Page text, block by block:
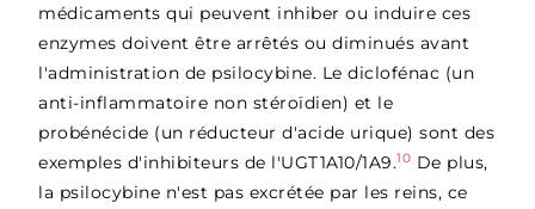
médicaments qui peuvent inhiber ou induire ces
enzymes doivent être arrêtés ou diminués avant
l'administration de psilocybine. Le diclofénac (un
anti-inflammatoire non stéroïdien) et le
probénécide (un réducteur d'acide urique) sont des
exemples d'inhibiteurs de l'UGT1A10/1A9.10 De plus,
la psilocybine n'est pas excrétée par les reins, ce